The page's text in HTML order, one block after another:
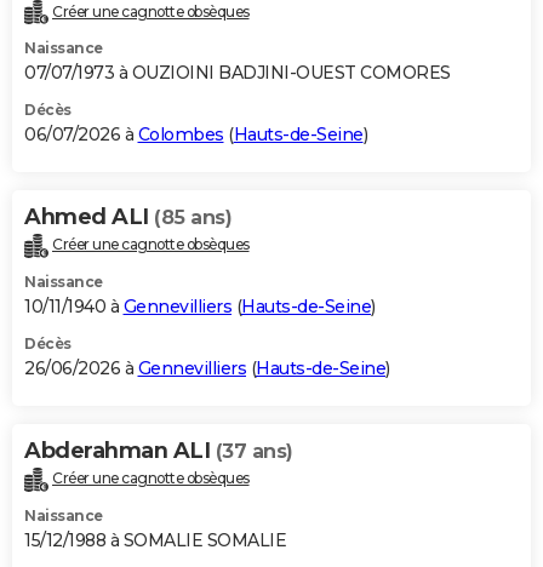
Créer une cagnotte obsèques
Naissance
07/07/1973 à OUZIOINI BADJINI-OUEST COMORES
Décès
06/07/2026 à Colombes (Hauts-de-Seine)
Ahmed ALI (85 ans)
Créer une cagnotte obsèques
Naissance
10/11/1940 à Gennevilliers (Hauts-de-Seine)
Décès
26/06/2026 à Gennevilliers (Hauts-de-Seine)
Abderahman ALI (37 ans)
Créer une cagnotte obsèques
Naissance
15/12/1988 à SOMALIE SOMALIE